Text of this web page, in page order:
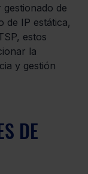
de
de IP estática,
estos
la
y gestión
DE